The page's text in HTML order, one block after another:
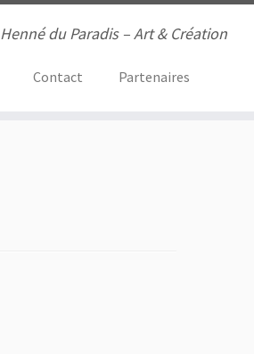
Henné du Paradis – Art & Création
Contact Partenaires